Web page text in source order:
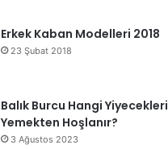
Erkek Kaban Modelleri 2018
23 Şubat 2018
Balık Burcu Hangi Yiyecekleri
Yemekten Hoşlanır?
3 Ağustos 2023